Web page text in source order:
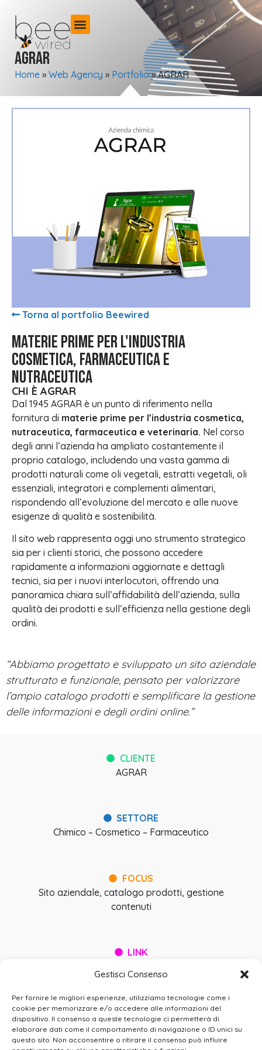
Gestisci Consenso
Per fornire le migliori esperienze, utilizziamo tecnologie come i
cookie per memorizzare e/o accedere alle informazioni del
dispositivo. Il consenso a queste tecnologie ci permetterà di
elaborare dati come il comportamento di navigazione o ID unici su
questo sito. Non acconsentire o ritirare il consenso può influire
AGRAR
Home » Web Agency » Portfolio»AGRAR
Torna al portfolio Beewired
Materie prime per l'industria
cosmetica, farmaceutica e
nutraceutica
CHI È AGRAR
Dal 1945 AGRAR è un punto di riferimento nella
fornitura di materie prime per l’industria cosmetica,
nutraceutica, farmaceutica e veterinaria. Nel corso
degli anni l’azienda ha ampliato costantemente il
proprio catalogo, includendo una vasta gamma di
prodotti naturali come oli vegetali, estratti vegetali, oli
essenziali, integratori e complementi alimentari,
rispondendo all’evoluzione del mercato e alle nuove
esigenze di qualità e sostenibilità.
Il sito web rappresenta oggi uno strumento strategico
sia per i clienti storici, che possono accedere
rapidamente a informazioni aggiornate e dettagli
tecnici, sia per i nuovi interlocutori, offrendo una
panoramica chiara sull’affidabilità dell’azienda, sulla
qualità dei prodotti e sull’efficienza nella gestione degli
ordini.
“Abbiamo progettato e sviluppato un sito aziendale
strutturato e funzionale, pensato per valorizzare
l’ampio catalogo prodotti e semplificare la gestione
delle informazioni e degli ordini online.”
CLIENTE
AGRAR
SETTORE
Chimico – Cosmetico – Farmaceutico
FOCUS
Sito aziendale, catalogo prodotti, gestione
contenuti
LINK
BEEWIRED SRL
Via Gualtiero Serafino, 8 – 00136 Roma (IT)
+39 06 37.500.503 |info@beewired.it |